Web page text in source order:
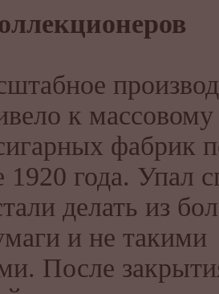
к массовому
фабрик
1920 года. Упал
делать из
и не такими
После